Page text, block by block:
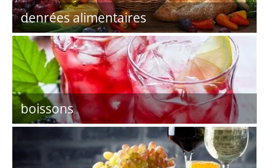
denrées alimentaires
boissons